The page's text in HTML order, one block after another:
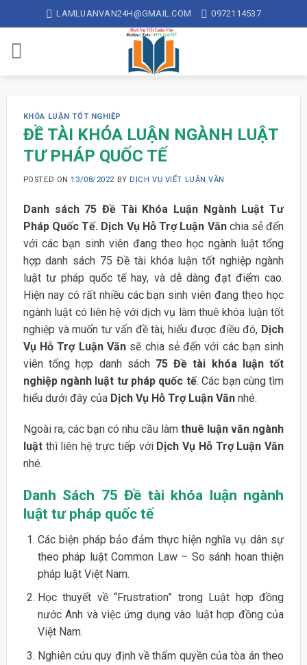
to
content
LAMLUANVAN24H@GMAIL.COM 0972114537
KHÓA LUẬN TỐT NGHIỆP
ĐỀ TÀI KHÓA LUẬN NGÀNH LUẬT
TƯ PHÁP QUỐC TẾ
POSTED ON13/08/2022 BY DỊCH VỤ VIẾT LUẬN VĂN
Danh sách 75 Đề Tài Khóa Luận Ngành Luật Tư
Pháp Quốc Tế. Dịch Vụ Hỗ Trợ Luận Vănchia sẻ đến
với các bạn sinh viên đang theo học ngành luật tổng
hợp danh sách 75 Đề tài khóa luận tốt nghiệp ngành
luật tư pháp quốc tế hay, và dễ dàng đạt điểm cao.
Hiện nay có rất nhiều các bạn sinh viên đang theo học
ngành luật có liên hệ với dịch vụ làm thuê khóa luận tốt
nghiệp và muốn tư vấn đề tài, hiểu được điều đó, Dịch
Vụ Hỗ Trợ Luận Vănsẽ chia sẻ đến với các bạn sinh
viên tổng hợp danh sách 75 Đề tài khóa luận tốt
nghiệp ngành luật tư pháp quốc tế. Các bạn cùng tìm
hiểu dưới đây của Dịch Vụ Hỗ Trợ Luận Vănnhé.
Ngoài ra, các bạn có nhu cầu làmthuê luận văn ngành
luậtthì liên hệ trực tiếp với Dịch Vụ Hỗ Trợ Luận Văn
nhé.
Danh Sách 75 Đề tài khóa luận ngành
luật tư pháp quốc tế
Các biện pháp bảo đảm thực hiện nghĩa vụ dân sự
theo pháp luật Common Law – So sánh hoan thiện
pháp luật Việt Nam.
Học thuyết về “Frustration” trong Luật hợp đồng
nước Anh và việc ứng dụng vào luật hợp đồng của
Việt Nam.
Nghiên cứu quy định về thẩm quyền của tòa án theo